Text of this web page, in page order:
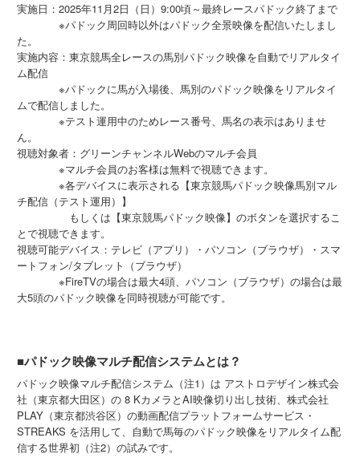
実施日：2025年11月2日（日）9:00頃～最終レースパドック終了まで
※パドック周回時以外はパドック全景映像を配信いたしまし
た。
実施内容：東京競馬全レースの馬別パドック映像を自動でリアルタイ
ム配信
※パドックに馬が入場後、馬別のパドック映像をリアルタイ
ムで配信しました。
※テスト運用中のためレース番号、馬名の表示はありませ
ん。
視聴対象者：グリーンチャンネルWebのマルチ会員
※マルチ会員のお客様は無料で視聴できます。
※各デバイスに表示される【東京競馬パドック映像馬別マル
チ配信（テスト運用）】
もしくは【東京競馬パドック映像】のボタンを選択するこ
とで視聴できます。
視聴可能デバイス：テレビ（アプリ）・パソコン（ブラウザ）・スマ
ートフォン/タブレット（ブラウザ）
※FireTVの場合は最大4頭、パソコン（ブラウザ）の場合は最
大5頭のパドック映像を同時視聴が可能です。
■パドック映像マルチ配信システムとは？
パドック映像マルチ配信システム（注1）は アストロデザイン株式会
社（東京都大田区）の 8 KカメラとAI映像切り出し技術、株式会社
PLAY（東京都渋谷区）の動画配信プラットフォームサービス・
STREAKS を活用して、自動で馬毎のパドック映像をリアルタイム配
信する世界初（注2）の試みです。